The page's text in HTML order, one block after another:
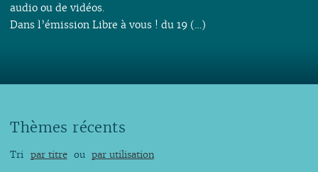
audio ou de vidéos.
Dans l’émission Libre à vous ! du 19 (…)
Thèmes récents
Tri par titre ou par utilisation